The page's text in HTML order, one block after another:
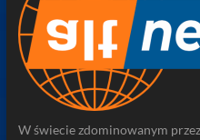
W świecie zdominowanym